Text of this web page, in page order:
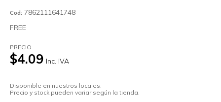
Cod: 7862111641748
FREE
PRECIO
$4.09 Inc. IVA
Disponible en nuestros locales.
Precio y stock pueden variar según la tienda.